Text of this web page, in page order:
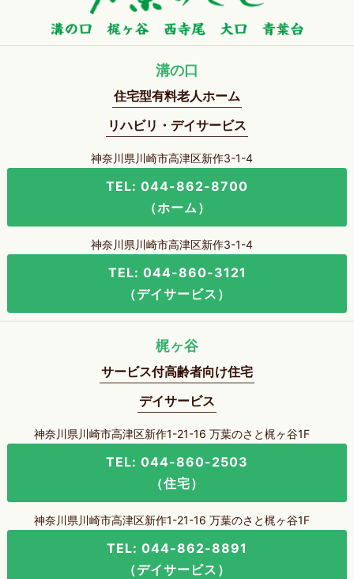
溝の口
住宅型有料老人ホーム
リハビリ・デイサービス
神奈川県川崎市高津区新作3-1-4
TEL: 044-862-8700
（ホーム）
神奈川県川崎市高津区新作3-1-4
TEL: 044-860-3121
（デイサービス）
梶ヶ谷
サービス付高齢者向け住宅
デイサービス
神奈川県川崎市高津区新作1-21-16 万葉のさと梶ヶ谷1F
TEL: 044-860-2503
（住宅）
神奈川県川崎市高津区新作1-21-16 万葉のさと梶ヶ谷1F
TEL: 044-862-8891
（デイサービス）